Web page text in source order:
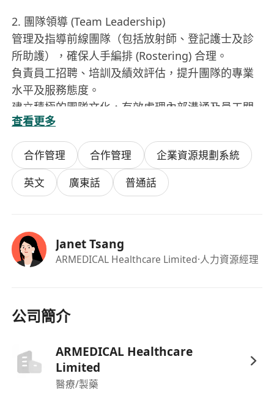
2. 團隊領導 (Team Leadership)
管理及指導前線團隊（包括放射師、登記護士及診
所助護），確保人手編排 (Rostering) 合理。
負責員工招聘、培訓及績效評估，提升團隊的專業
水平及服務態度。
建立積極的團隊文化，有效處理內部溝通及員工關
係。
3. 合規與質量控制 (Compliance & QA)
確保中心運作嚴格遵守香港衛生署及相關醫療法規
（如輻射條例）。
管理醫療廢物處理及感染控制措施。
監督大型影像設備（MRI/CT/X-Ray）的維護保養，
(Uptime)。
管理醫療耗材、藥物及行政物資的採購與庫存，有
效控制成本。
查看更多
合作管理 合作管理
企業資源規劃系統
英文
廣東話 普通話
Janet Tsang
ARMEDICAL Healthcare Limited·人力資源經理
公司簡介
ARMEDICAL Healthcare
Limited
醫療/製藥